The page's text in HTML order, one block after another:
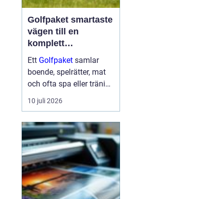
Golfpaket smartaste
vägen till en
komplett
golfupplevelse
Ett Golfpaket samlar
boende, spelrätter, mat
och ofta spa eller träning
i en och samma
bokning. För dig som vill
banan och minimera
krånglet med logistik är
ett genomtänkt p...
10 juli 2026